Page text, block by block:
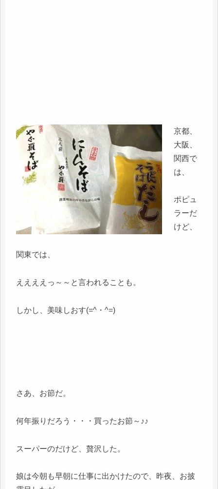
京都、
大阪、
関西で
は、
ポピュ
ラーだ
けど、
関東では、
ええええっ～～と言われることも。
しかし、美味しおす(=^・^=)
さあ、お節だ。
何年振りだろう・・・買ったお節～♪♪
スーパーのだけど、贅沢した。
娘は今朝も早朝に仕事に出かけたので、昨夜、お披